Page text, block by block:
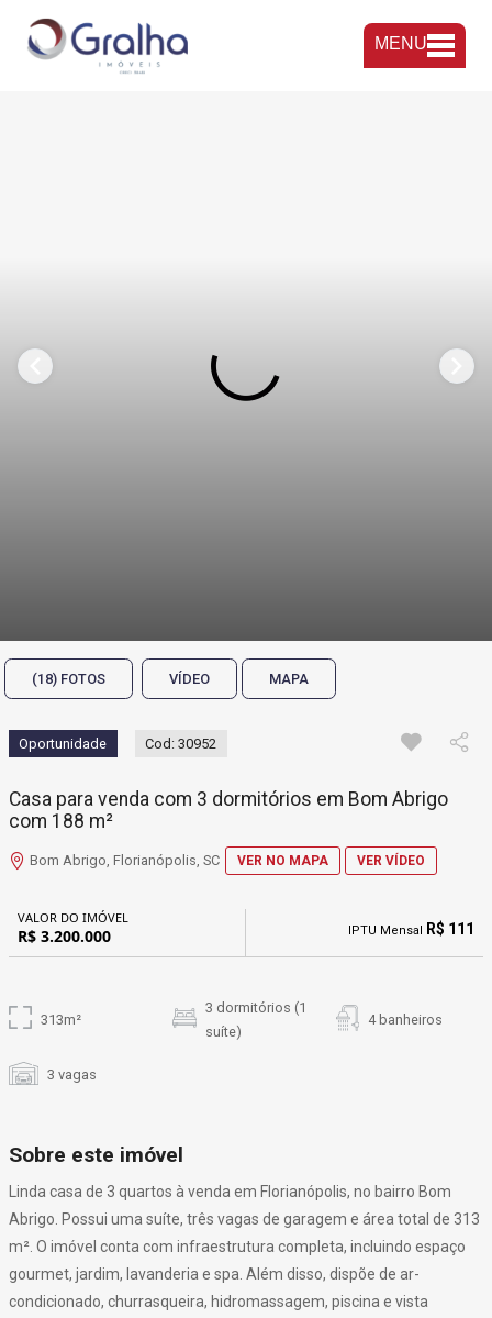
MENU
(18) FOTOS VÍDEO MAPA
Oportunidade Cod: 30952
Casa para venda com 3 dormitórios em Bom Abrigo
com 188 m²
Bom Abrigo, Florianópolis, SC VER NO MAPA VER VÍDEO
VALOR DO IMÓVEL
R$ 3.200.000 IPTU Mensal R$ 111
313m²
3 dormitórios (1
suíte)
4 banheiros
3 vagas
Sobre este imóvel
Linda casa de 3 quartos à venda em Florianópolis, no bairro Bom
Abrigo. Possui uma suíte, três vagas de garagem e área total de 313
m². O imóvel conta com infraestrutura completa, incluindo espaço
gourmet, jardim, lavanderia e spa. Além disso, dispõe de ar-
condicionado, churrasqueira, hidromassagem, piscina e vista